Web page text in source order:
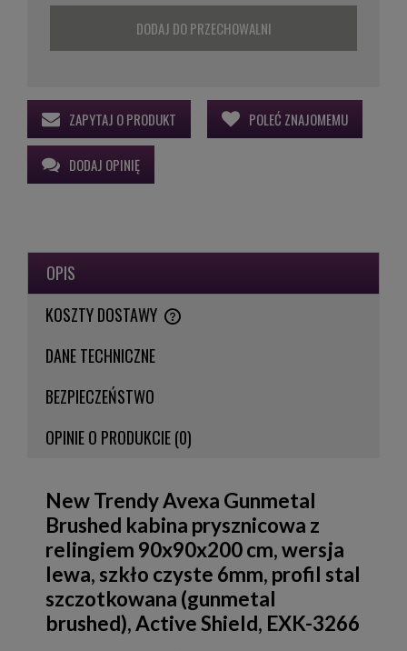
DODAJ DO PRZECHOWALNI
ZAPYTAJ O PRODUKT POLEĆ ZNAJOMEMU
DODAJ OPINIĘ
OPIS
KOSZTY DOSTAWY
CENA NIE ZAWIERA EWENTUALNYCH KOSZTÓW PŁATNOŚCI
DANE TECHNICZNE
BEZPIECZEŃSTWO
OPINIE O PRODUKCIE (0)
New Trendy Avexa Gunmetal
Brushed kabina prysznicowa z
relingiem 90x90x200 cm, wersja
lewa, szkło czyste 6mm, profil stal
szczotkowana (gunmetal
brushed), Active Shield, EXK-3266